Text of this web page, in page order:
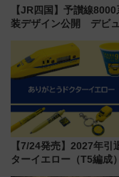
【JR四国】予讃線
装デザイン公開 デビ
【7/24発売】2027年引
ターイエロー（T5編成